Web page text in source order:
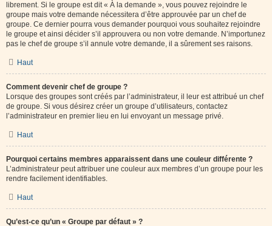
librement. Si le groupe est dit « À la demande », vous pouvez rejoindre le
groupe mais votre demande nécessitera d’être approuvée par un chef de
groupe. Ce dernier pourra vous demander pourquoi vous souhaitez rejoindre
le groupe et ainsi décider s’il approuvera ou non votre demande. N’importunez
pas le chef de groupe s’il annule votre demande, il a sûrement ses raisons.
Haut
Comment devenir chef de groupe ?
Lorsque des groupes sont créés par l’administrateur, il leur est attribué un chef
de groupe. Si vous désirez créer un groupe d’utilisateurs, contactez
l’administrateur en premier lieu en lui envoyant un message privé.
Haut
Pourquoi certains membres apparaissent dans une couleur différente ?
L’administrateur peut attribuer une couleur aux membres d’un groupe pour les
rendre facilement identifiables.
Haut
Qu’est-ce qu’un « Groupe par défaut » ?